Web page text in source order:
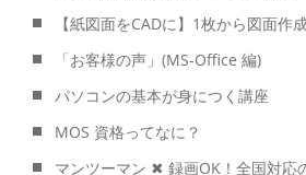
【紙図面をCADに】1枚から図面作
「お客様の声」(MS-Office 編)
パソコンの基本が身につく講座
MOS 資格ってなに？
マンツーマン ✖ 録画OK！全国対応